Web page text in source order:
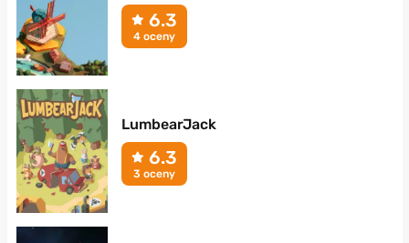
6.3
4 oceny
LumbearJack
6.3
3 oceny